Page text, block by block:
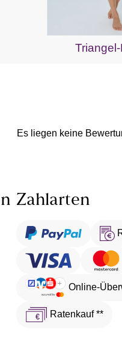
Es liegen keine
Zahlarten
Online-
Ratenkauf **